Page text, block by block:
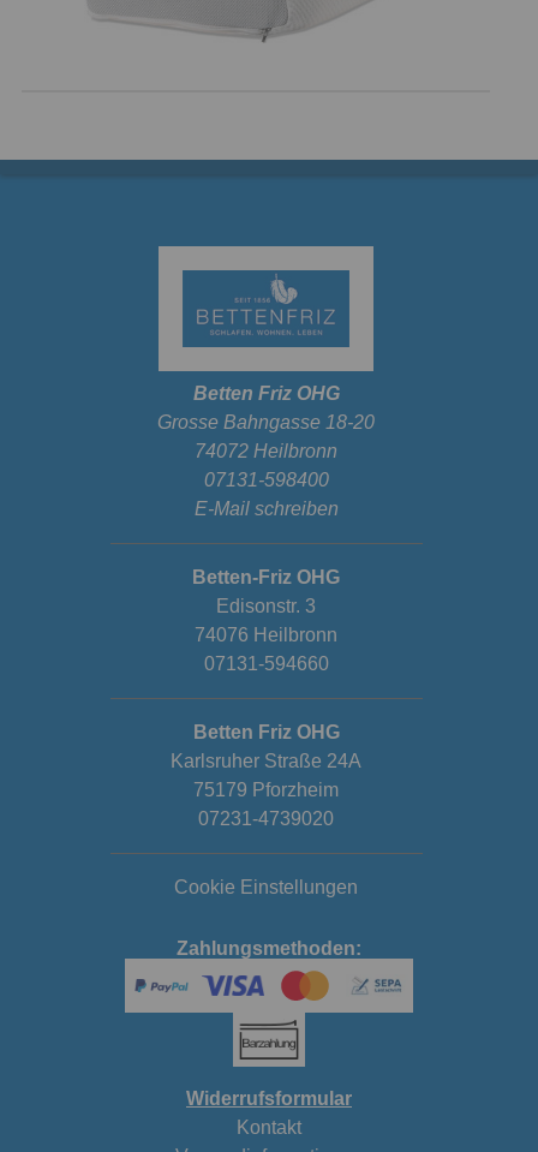
Betten Friz OHG
Grosse Bahngasse 18-20
74072 Heilbronn
07131-598400
E-Mail schreiben
Betten-Friz OHG
Edisonstr. 3
74076 Heilbronn
07131-594660
Betten Friz OHG
Karlsruher Straße 24A
75179 Pforzheim
07231-4739020
Cookie Einstellungen
Zahlungsmethoden:
Widerrufsformular
Kontakt